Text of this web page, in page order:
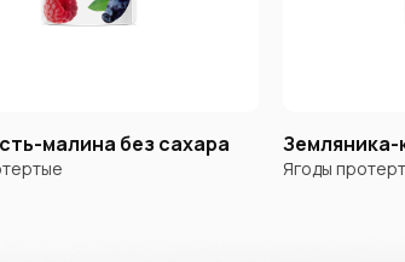
малина без сахара Земляника-
Ягоды